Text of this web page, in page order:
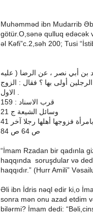
Muhəmməd ibn Mudarrib
götür.O,sənə qulluq edəcək
əl Kəfi”c.2,səh 200; Tusi
بن أبي نصر ، عن الرضا ( عليه
الرجلين أولى بها ؟ فقال : الزوج
الاول
قرب الاسناد : 159
وسائل الشيعة ج
41
بامرأة فزوجها أهلها رجلا آخر
ص
ص 4
“İmam Rzadan bir qadınla
haqqında soruşdular və
haqqıdır.” (Hurr Amili”
Əli ibn İdris nəql edir ki,o
sonra mən onu azad etdim
bilərmi? İmam dedi: